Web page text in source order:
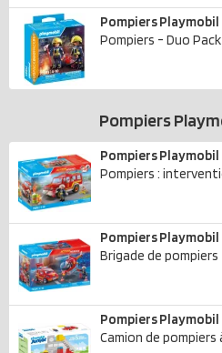
Pompiers Playmobil
Pompiers - Duo Pack
Pompiers
Pompiers Playmobil
Pompiers :
Pompiers Playmobil
Brigade de pompiers
Pompiers Playmobil
Camion de pompiers